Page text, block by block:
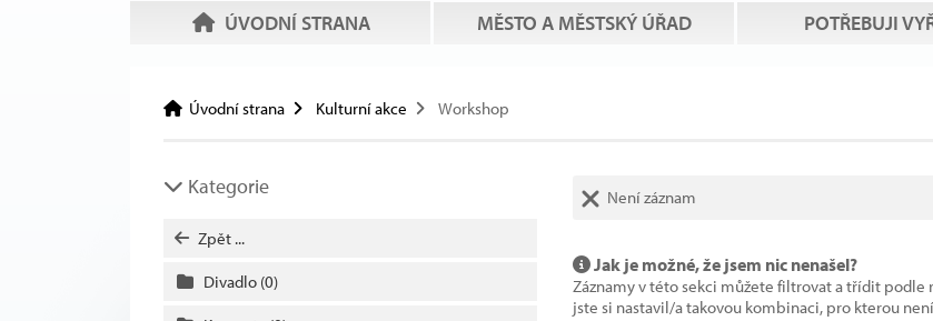
ÚVODNÍ STRANA MĚSTO A MĚSTSKÝ ÚŘAD POTŘEBUJI
Úvodní strana Kulturní akce Workshop
Kategorie
Zpět ...
Divadlo (0)
Není záznam
Jak je možné, že jsem nic nenašel?
Záznamy v této sekci můžete filtrovat a třídit podle
jste si nastavil/a takovou kombinaci, pro kterou